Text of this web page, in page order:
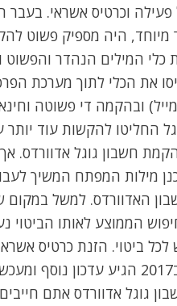
פעילה וכרטיס אשראי. בעבר
היה מספיק פשוט
המילים הנהדר והפשוט
את הכלי לתוך מערכת
ובהקמה די פשוטה
כפתור. בשנת 2016, גוגל
חשבון גוגל
מילות המפתח המשיך
ביטוי. הזנת כרטיס
בחלק מהחשבונות ולא בכולם.
גוגל אדוורדס אתם